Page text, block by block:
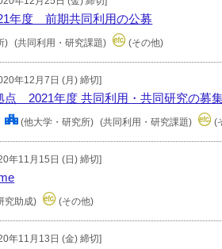
年度 前期共同利用の公募
) (共同利用・研究課題) (その他)
年12月7日 (月) 締切]
点 2021年度 共同利用・共同研究の募
(他大学・研究所) (共同利用・研究課題) (
年11月15日 (日) 締切]
究助成) (その他)
年11月13日 (金) 締切]